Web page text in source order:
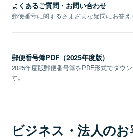
よくあるご質問・お問い合わせ
郵便番号に関するさまざまな疑問にお答え
郵便番号簿PDF（2025年度版）
2025年度版郵便番号簿をPDF形式でダウ
す。
ビジネス・法人の